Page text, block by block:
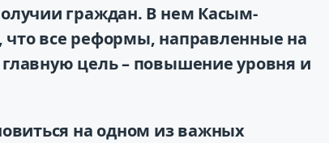
граждан. В нем Касым-
все реформы, направленные на
цель – повышение уровня и
на одном из важных